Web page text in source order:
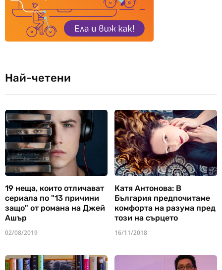
Най-четени
19 неща, които отличават
сериала по "13 причини
защо" от романа на Джей
Ашър
02/08/2019
Катя Антонова: В
България предпочитаме
комфорта на разума пред
този на сърцето
16/11/2018